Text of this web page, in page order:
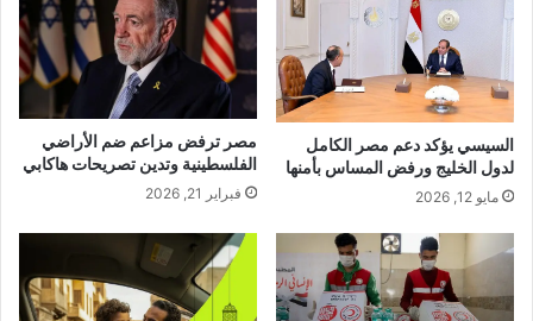
السيسي يؤكد دعم مصر الكامل
لدول الخليج ورفض المساس بأمنها
مايو 12, 2026
مصر ترفض مزاعم ضم الأراضي
الفلسطينية وتدين تصريحات هاكابي
فبراير 21, 2026